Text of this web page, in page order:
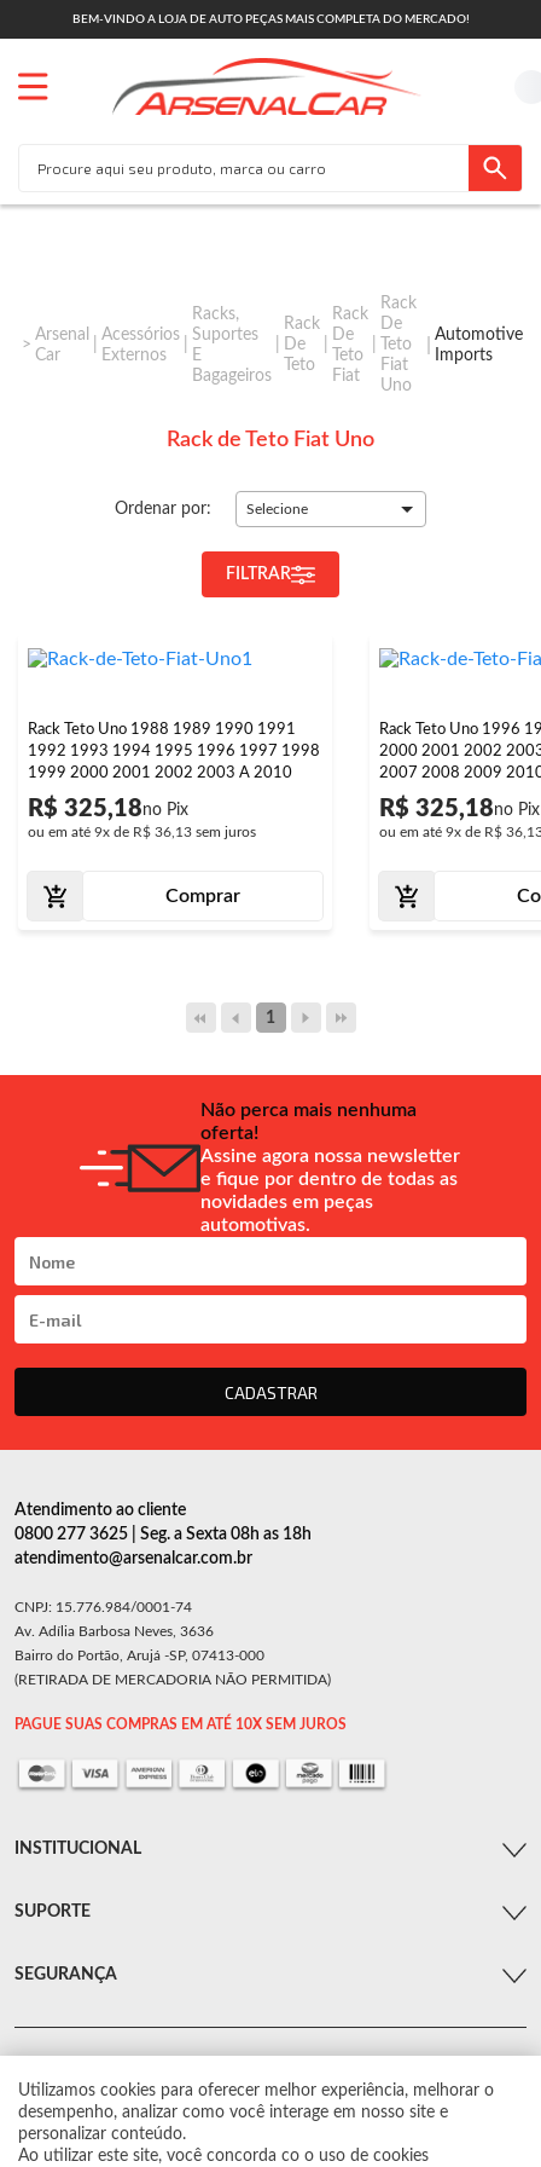
BEM-VINDO A LOJA DE AUTO PEÇAS MAIS COMPLETA DO MERCADO!
Arsenal
Car
Acessórios
Externos
Racks,
Suportes
E
Bagageiros
Rack
De
Teto
Rack
De
Teto
Fiat
Rack
De
Teto
Fiat
Uno
Automotive
Imports
Rack de Teto Fiat Uno
Ordenar por: Selecione
FILTRAR
Rack Teto Uno 1988 1989 1990 1991
1992 1993 1994 1995 1996 1997 1998
1999 2000 2001 2002 2003 A 2010
R$ 325,18
ou em até 9x de R$ 36,13 sem juros
Comprar
Rack Teto Uno 1996
2000 2001 2002
2007 2008 2009
R$ 325,18
ou em até 9x de R$
1
Não perca mais nenhuma
oferta!
Assine agora nossa newsletter
e fique por dentro de todas as
novidades em peças
automotivas.
CADASTRAR
Utilizamos cookies para oferecer melhor experiência, melhorar o
desempenho, analizar como você interage em nosso site e
personalizar conteúdo.
Ao utilizar este site, você concorda co o uso de cookies
Atendimento ao cliente
0800 277 3625 | Seg. a Sexta 08h as 18h
atendimento@arsenalcar.com.br
CNPJ: 15.776.984/0001-74
Av. Adília Barbosa Neves, 3636
Bairro do Portão, Arujá -SP, 07413-000
(RETIRADA DE MERCADORIA NÃO PERMITIDA)
PAGUE SUAS COMPRAS EM ATÉ 10X SEM JUROS
INSTITUCIONAL
SUPORTE
SEGURANÇA
© Arsenal Car. Todos os direitos reservados.
Proibida reprodução total ou parcial. Preços e estoque sujeito a alterações sem
aviso prévio.